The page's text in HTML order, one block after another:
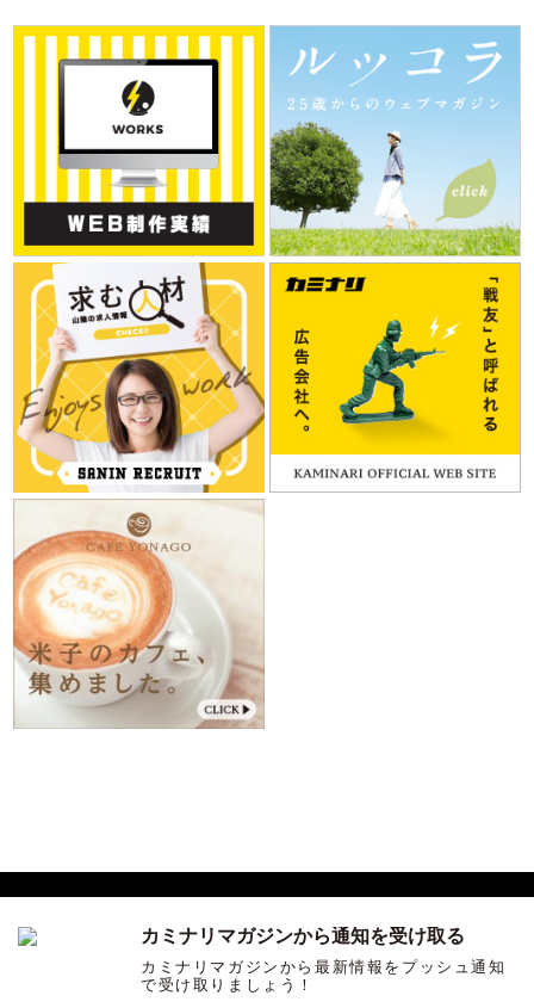
カミナリマガジンから通知を受け取る
カミナリマガジンから最新情報をプッシュ通知
で受け取りましょう！